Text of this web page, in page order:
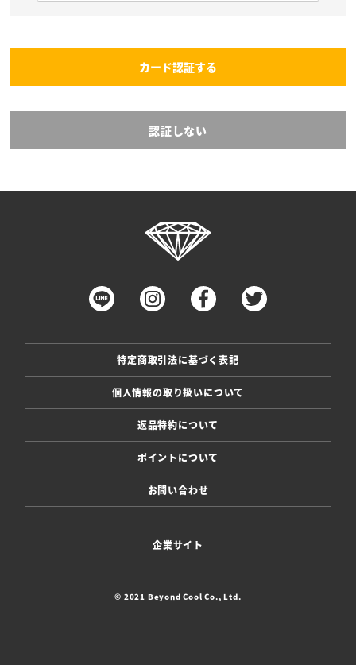
)
カード認証する
認証しない
特定商取引法に基づく表記
個人情報の取り扱いについて
返品特約について
ポイントについて
お問い合わせ
企業サイト
© 2021 Beyond Cool Co., Ltd.